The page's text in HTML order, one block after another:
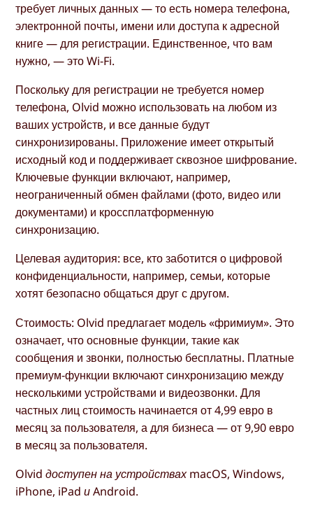
требует личных данных — то есть номера телефона,
электронной почты, имени или доступа к адресной
книге — для регистрации. Единственное, что вам
нужно, — это Wi-Fi.
Поскольку для регистрации не требуется номер
телефона, Olvid можно использовать на любом из
ваших устройств, и все данные будут
синхронизированы. Приложение имеет открытый
исходный код и поддерживает сквозное шифрование.
Ключевые функции включают, например,
неограниченный обмен файлами (фото, видео или
документами) и кроссплатформенную
синхронизацию.
Целевая аудитория: все, кто заботится о цифровой
конфиденциальности, например, семьи, которые
хотят безопасно общаться друг с другом.
Стоимость: Olvid предлагает модель «фримиум». Это
означает, что основные функции, такие как
сообщения и звонки, полностью бесплатны. Платные
премиум-функции включают синхронизацию между
несколькими устройствами и видеозвонки. Для
частных лиц стоимость начинается от 4,99 евро в
месяц за пользователя, а для бизнеса — от 9,90 евро
в месяц за пользователя.
Olvid доступен на устройствах macOS, Windows,
iPhone, iPad и Android.